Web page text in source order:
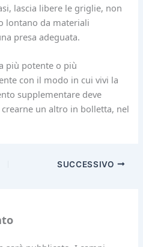
lascia libere le griglie, non
lontano da materiali
presa adeguata.
più potente o più
con il modo in cui vivi la
supplementare deve
un altro in bolletta, nel
SUCCESSIVO